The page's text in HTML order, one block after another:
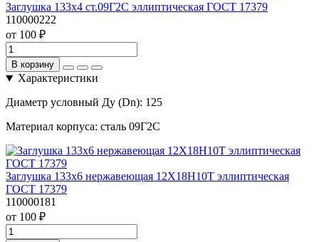
Заглушка 133х4 ст.09Г2С эллиптическая ГОСТ 17379
110000222
от 100 ₽
В корзину
Характеристики
Диаметр условный Ду (Dn): 125
Материал корпуса: сталь 09Г2С
Заглушка 133х6 нержавеющая 12Х18Н10Т эллиптическая
ГОСТ 17379
110000181
от 100 ₽